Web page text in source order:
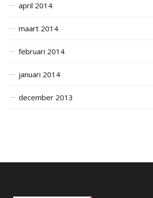
april 2014
maart 2014
februari 2014
januari 2014
december 2013